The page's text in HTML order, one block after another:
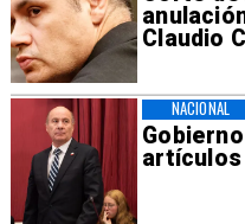
Claudio
NACIONAL